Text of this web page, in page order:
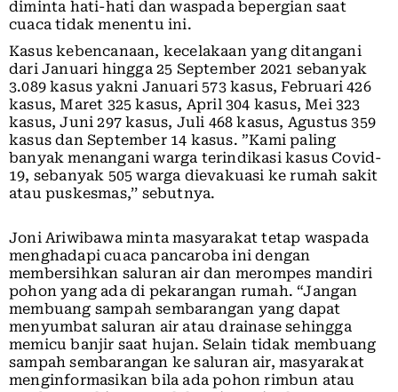
diminta hati-hati dan waspada bepergian saat
cuaca tidak menentu ini.
Kasus kebencanaan, kecelakaan yang ditangani
dari Januari hingga 25 September 2021 sebanyak
3.089 kasus yakni Januari 573 kasus, Februari 426
kasus, Maret 325 kasus, April 304 kasus, Mei 323
kasus, Juni 297 kasus, Juli 468 kasus, Agustus 359
kasus dan September 14 kasus. ”Kami paling
banyak menangani warga terindikasi kasus Covid-
19, sebanyak 505 warga dievakuasi ke rumah sakit
atau puskesmas,’’ sebutnya.
Joni Ariwibawa minta masyarakat tetap waspada
menghadapi cuaca pancaroba ini dengan
membersihkan saluran air dan merompes mandiri
pohon yang ada di pekarangan rumah. “Jangan
membuang sampah sembarangan yang dapat
menyumbat saluran air atau drainase sehingga
memicu banjir saat hujan. Selain tidak membuang
sampah sembarangan ke saluran air, masyarakat
menginformasikan bila ada pohon rimbun atau